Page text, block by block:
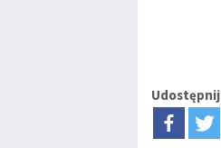
Udostępnij